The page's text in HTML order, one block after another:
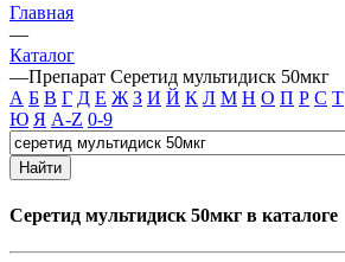
Главная
—
Каталог
—Препарат Серетид мультидиск 50мкг
А Б В Г Д Е Ж З И Й К Л М Н О П Р С Т
Ю Я A-Z 0-9
Найти
Серетид мультидиск 50мкг в каталоге